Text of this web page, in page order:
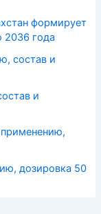
формирует
2036 года
состав и
и
дозировка 50